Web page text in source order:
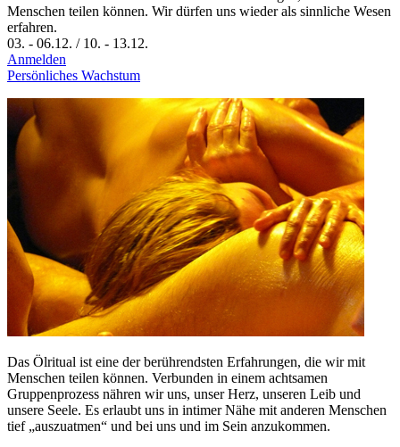
Menschen teilen können. Wir dürfen uns wieder als sinnliche Wesen
erfahren.
03. - 06.12. / 10. - 13.12.
Anmelden
Persönliches Wachstum
Das Ölritual ist eine der berührendsten Erfahrungen, die wir mit
Menschen teilen können. Verbunden in einem achtsamen
Gruppenprozess nähren wir uns, unser Herz, unseren Leib und
unsere Seele. Es erlaubt uns in intimer Nähe mit anderen Menschen
tief „auszuatmen“ und bei uns und im Sein anzukommen.